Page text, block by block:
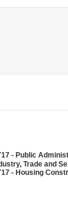
- Public
Trade and
- Housing